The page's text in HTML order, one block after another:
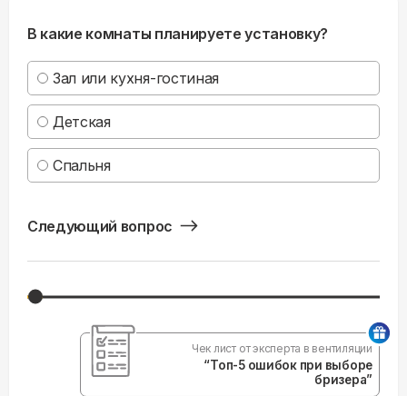
В какие комнаты планируете установку?
Зал или кухня-гостиная
Детская
Спальня
Следующий вопрос
Чек лист от эксперта в вентиляции
“Топ-5 ошибок при выборе
бризера”